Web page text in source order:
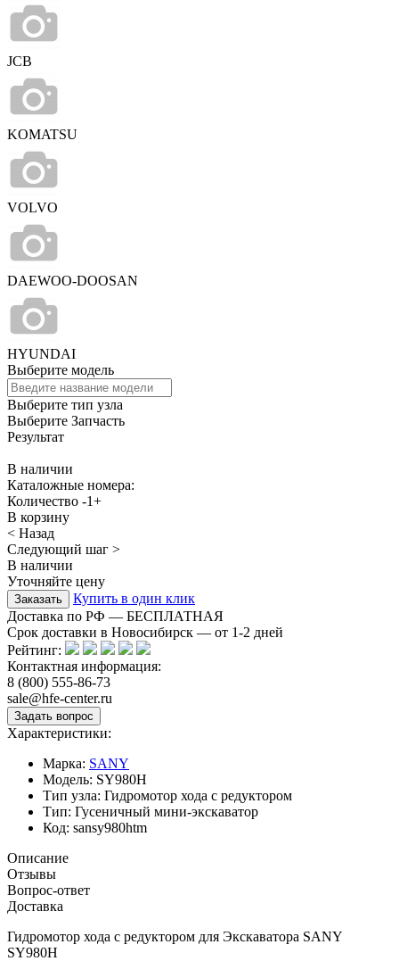
JCB
KOMATSU
VOLVO
DAEWOO-DOOSAN
HYUNDAI
Выберите модель
Выберите тип узла
Выберите Запчасть
Результат
В наличии
Каталожные номера:
Количество -1+
В корзину
< Назад
Следующий шаг >
В наличии
Уточняйте цену
Купить в один клик
Доставка по РФ — БЕСПЛАТНАЯ
Срок доставки в Новосибирск — от 1-2 дней
Рейтинг:
Контактная информация:
8 (800) 555-86-73
sale@hfe-center.ru
Характеристики:
Марка: SANY
Модель: SY980H
Тип узла: Гидромотор хода с редуктором
Тип: Гусеничный мини-экскаватор
Код: sansy980htm
Описание
Отзывы
Вопрос-ответ
Доставка
Гидромотор хода с редуктором для Экскаватора SANY
SY980H